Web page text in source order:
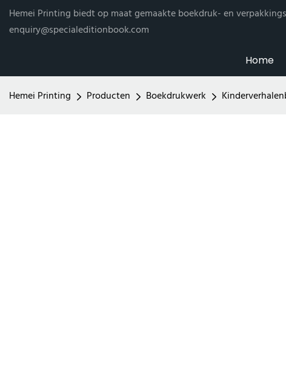
Hemei Printing biedt op maat gemaakte boekdruk- en
enquiry@specialeditionbook.com
Home
Hemei Printing Producten Boekdrukwerk